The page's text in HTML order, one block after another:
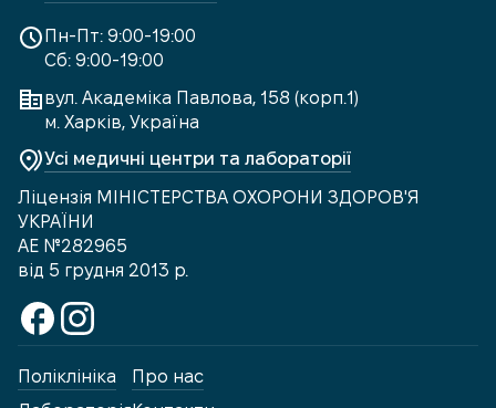
Пн-Пт: 9:00-19:00
Сб: 9:00-19:00
вул. Академіка Павлова, 158 (корп.1)
м. Харків, Україна
Усі медичні центри та лабораторії
Ліцензія МІНІСТЕРСТВА ОХОРОНИ ЗДОРОВ'Я
УКРАЇНИ
АЕ №282965
від 5 грудня 2013 р.
Поліклініка
Про нас